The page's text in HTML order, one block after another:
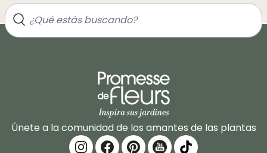
Únete a la comunidad de los amantes de las plantas